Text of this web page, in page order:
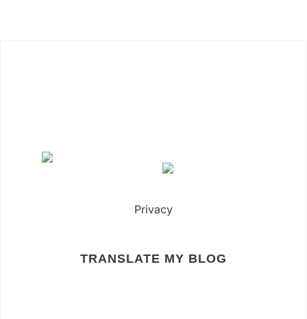
Privacy
TRANSLATE MY BLOG